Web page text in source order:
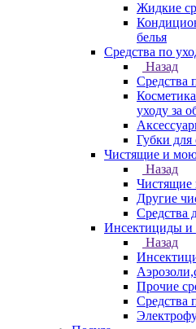
Жидкие
белья
Средства по
Назад
Средства
уходу за
Губки для
Чистящие и
Назад
Чистящие
Другие
Средства
Инсектициды и
Назад
Прочие
Средства